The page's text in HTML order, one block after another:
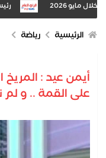
رئيس
الرئيسية رياضة
أيمن عيد :
على القمة .. و لم